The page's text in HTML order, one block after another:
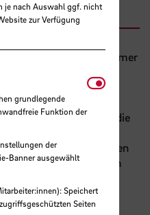
zeigen, dass ein enormer
zur Verteidigung
akutes Versagen im
den hohen
erfordert die
aller Anstrengungen
weil die erforderlichen
Menge
können. Unter
ist es angeraten,
je nach Auswahl ggf. nicht
zur Verfügung
grundlegende
Funktion der
der
Banner ausgewählt
Speichert
Seiten